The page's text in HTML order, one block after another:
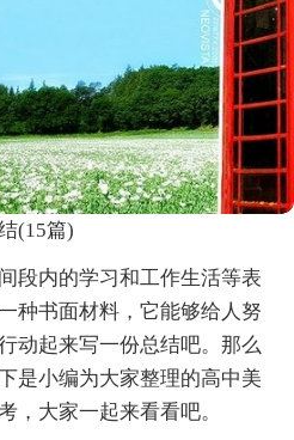
(15篇)
段内的学习和工作生活等表
种书面材料，它能够给人努
动起来写一份总结吧。那么
是小编为大家整理的高中美
，大家一起来看看吧。